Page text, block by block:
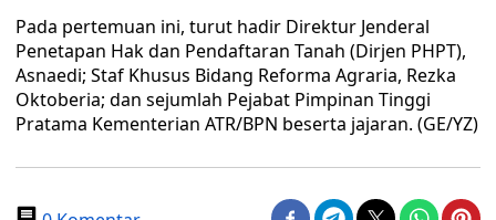
Pada pertemuan ini, turut hadir Direktur Jenderal
Penetapan Hak dan Pendaftaran Tanah (Dirjen PHPT),
Asnaedi; Staf Khusus Bidang Reforma Agraria, Rezka
Oktoberia; dan sejumlah Pejabat Pimpinan Tinggi
Pratama Kementerian ATR/BPN beserta jajaran. (GE/YZ)